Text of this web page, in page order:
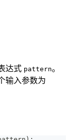
达式 pattern。
输入参数为